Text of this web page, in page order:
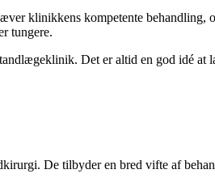
klinikkens kompetente behandling,
tungere.
Det er altid en god idé at
De tilbyder en bred vifte af